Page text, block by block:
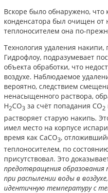
Вскоре было обнаружено, что
конденсатора был очищен от
теплоносителем она по-
Технология удаления
Гидрофлоу, подразумевает
объекта обработки, что
воздухе. Наблюдаемое
вероятно, следствием
ненасыщенного раствора,
H2CO3 за счёт попадания СО2
растворяет старую накипь.
имел место на корпусе
время как CaCO3,
теплоносителем, по
присутствовал. Это
предотвращения
при распылении воды в
идентичную температуру с